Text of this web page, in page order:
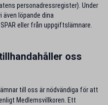
personadressregister). Under
även löpande dina
eller från uppgiftslämnare.
oss
till oss är nödvändiga för att
Medlemsvillkoren. Ett